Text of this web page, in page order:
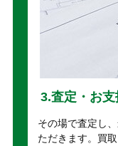
3.査定・お支
その場で査定し
ただきます。買